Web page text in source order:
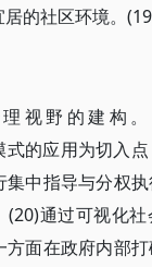
的社区环境。
视野的建构
的应用为切入
集中指导与分权
(20)通过可视化
方面在政府内部